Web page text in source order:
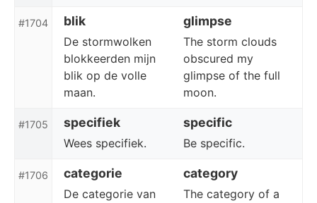
#1704 blik glimpse
De stormwolken
blokkeerden mijn
blik op de volle
maan.
The storm clouds
obscured my
glimpse of the full
moon.
#1705 specifiek specific
Wees specifiek. Be specific.
#1706 categorie category
De categorie van
The category of a